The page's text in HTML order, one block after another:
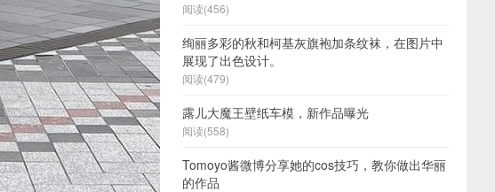
阅读(456)
绚丽多彩的秋和柯基灰旗袍加条纹袜，在图片中
展现了出色设计。
阅读(479)
露儿大魔王壁纸车模，新作品曝光
阅读(558)
Tomoyo酱微博分享她的cos技巧，教你做出华丽
的作品